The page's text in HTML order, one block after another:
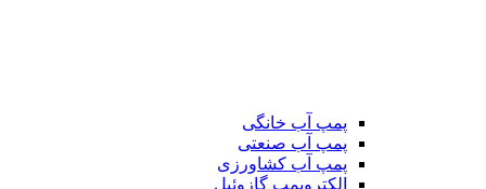
پمپ آب خانگی
پمپ آب صنعتی
پمپ آب کشاورزی
الکتروپمپ گازوئیل